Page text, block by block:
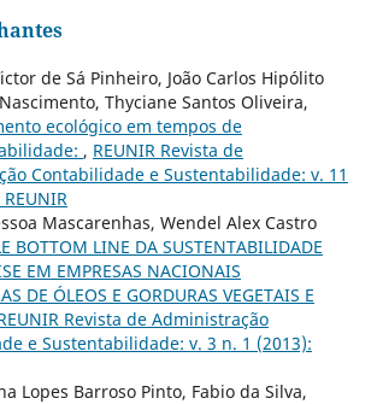
de Sá Pinheiro, João Carlos Hipólito
Thyciane Santos Oliveira,
ecológico em tempos de
, REUNIR Revista de
Contabilidade e Sustentabilidade: v. 11
Mascarenhas, Wendel Alex Castro
BOTTOM LINE DA SUSTENTABILIDADE
EM EMPRESAS NACIONAIS
DE ÓLEOS E GORDURAS VEGETAIS E
Revista de Administração
e Sustentabilidade: v. 3 n. 1 (2013):
Lopes Barroso Pinto, Fabio da Silva,